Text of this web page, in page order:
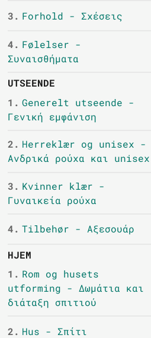
3. Forhold - Σχέσεις
4. Følelser -
Συναισθήματα
UTSEENDE
1. Generelt utseende -
Γενική εμφάνιση
2. Herreklær og unisex -
Ανδρικά ρούχα και unisex
3. Kvinner klær -
Γυναικεία ρούχα
4. Tilbehør - Αξεσουάρ
HJEM
1. Rom og husets
utforming - Δωμάτια και
διάταξη σπιτιού
2. Hus - Σπίτι